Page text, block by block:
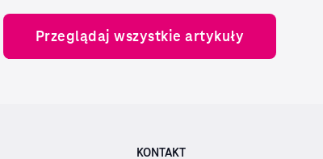
Przeglądaj wszystkie artykuły
KONTAKT